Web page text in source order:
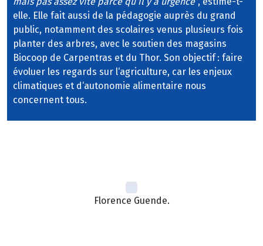
elle. Elle fait aussi de la pédagogie auprès du grand
public, notamment des scolaires venus plusieurs fois
planter des arbres, avec le soutien des magasins
Biocoop de Carpentras et du Thor. Son objectif : faire
évoluer les regards sur l‘agriculture, car les enjeux
climatiques et d‘autonomie alimentaire nous
concernent tous.
Florence Guende.